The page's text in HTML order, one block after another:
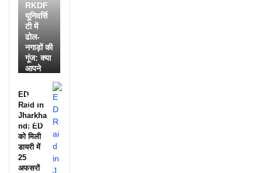
RKDF
यूनिवर्सि
टी में
ढोल-
नगाड़ों की
गूंज: क्या
आपने
आदिवासी
दिवस की
ये
झलक?
ED
Raid in
Jharkha
nd: ED
को मिली
डायरी में
25
अफसरों